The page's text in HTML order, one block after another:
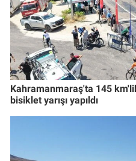
Kahramanmaraş'ta 145
bisiklet yarışı yapıldı